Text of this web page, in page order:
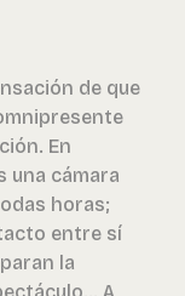
de que
En
una cámara
horas;
entre sí
la